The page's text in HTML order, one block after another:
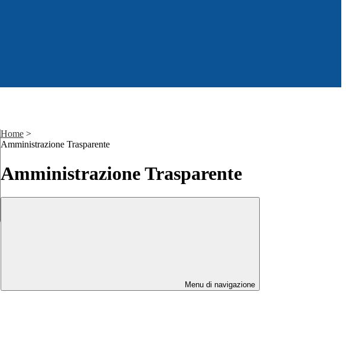
Home >
Amministrazione Trasparente
Amministrazione Trasparente
Menu di navigazione